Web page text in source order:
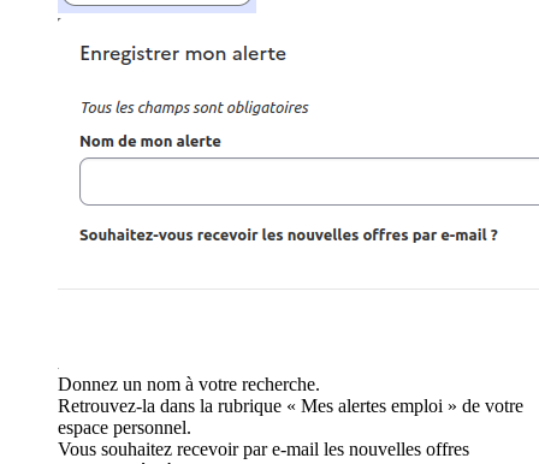
Donnez un nom à votre recherche.
Retrouvez-la dans la rubrique « Mes alertes emploi » de votre
espace personnel.
Vous souhaitez recevoir par e-mail les nouvelles offres